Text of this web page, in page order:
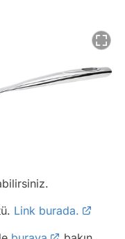
Link burada.